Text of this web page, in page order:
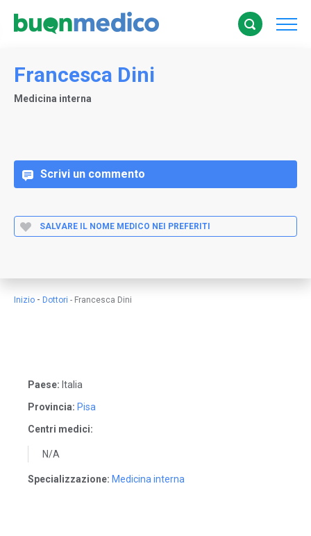
Francesca Dini
Medicina interna
Scrivi un commento
SALVARE IL NOME MEDICO NEI PREFERITI
Inizio - Dottori - Francesca Dini
Paese: Italia
Provincia: Pisa
Centri medici:
N/A
Specializzazione: Medicina interna